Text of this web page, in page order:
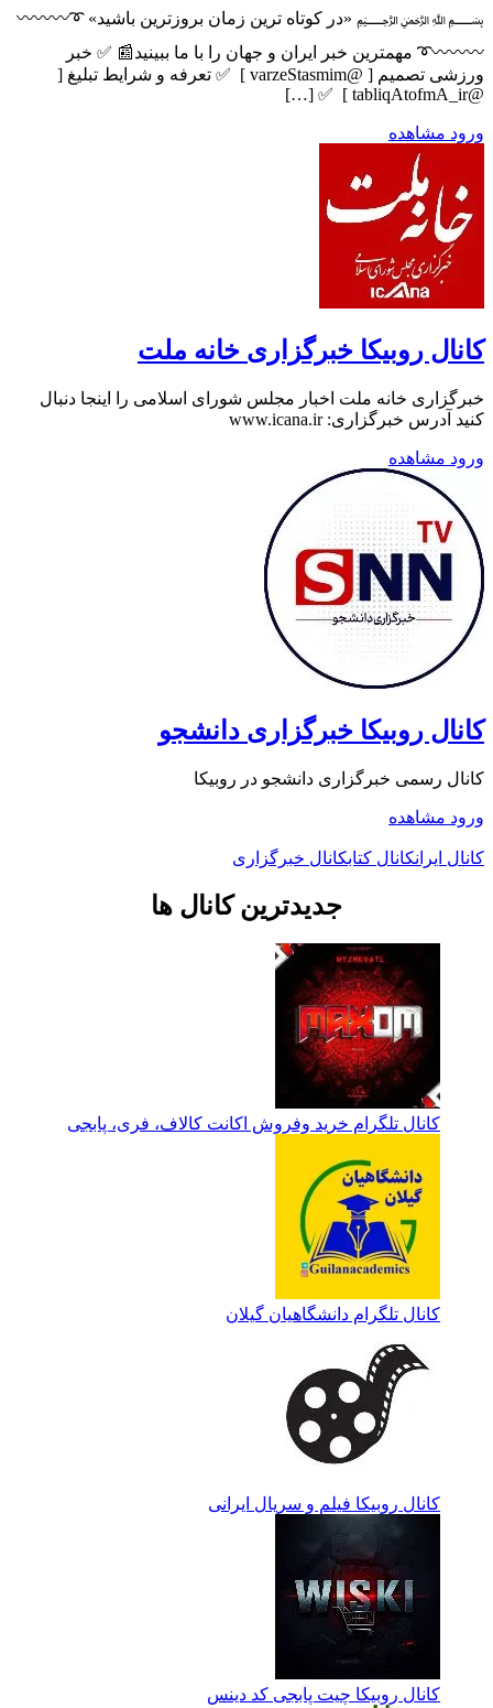
‌﷽‌ «در کوتاه ترین زمان بروزترین باشید» ‌➰〰〰〰
〰〰〰➰ مهمترین خبر ایران و جهان را با ما ببینید📰 ✅ خبر
ورزشی تصمیم [ @varzeStasmim ] ‌ ✅ تعرفه و شرایط تبلیغ [
@tabliqAtofmA_ir ] ‌ ✅ […]
ورود مشاهده
کانال روبیکا خبرگزاری خانه ملت
خبرگزاری خانه ملت اخبار مجلس شورای اسلامی را اینجا دنبال
کنید آدرس خبرگزاری: www.icana.ir
ورود مشاهده
کانال روبیکا خبرگزاری دانشجو
کانال رسمی خبرگزاری دانشجو در روبیکا
ورود مشاهده
کانال ایرانکانال کتابکانال خبرگزاری
جدیدترین کانال ها
کانال تلگرام خرید وفروش اکانت کالاف، فری، پابجی
کانال تلگرام دانشگاهیان گیلان
کانال روبیکا فیلم و سریال ایرانی
کانال روبیکا چیت پابجی کد دینس